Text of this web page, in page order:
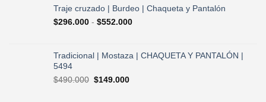
era:
$490.000.
es:
$296.000.
Traje cruzado | Burdeo | Chaqueta y Pantalón
$296.000 - $552.000Rango
desde
$296.000
Tradicional | Mostaza | CHAQUETA Y PANTALÓN |
5494
$490.000 El
$149.000El